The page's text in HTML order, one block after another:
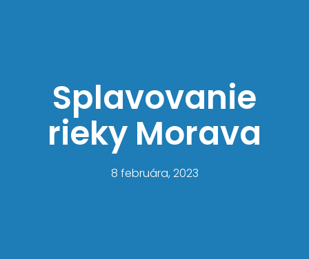
Splavovanie
rieky Morava
8 februára, 2023